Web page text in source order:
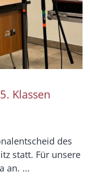
Klassen
des
statt. Für unsere
an. ...